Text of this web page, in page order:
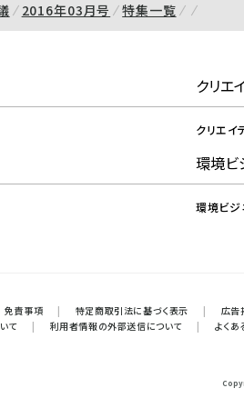
2016年03月号 特集一覧
クリエ
クリエイ
環境ビ
環境ビジ
免責事項 | 特定商取引法に基づく表示 | 広告
て
| 利用者情報の外部送信について | よくあ